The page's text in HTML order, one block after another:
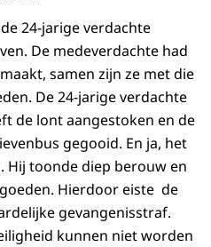
24-jarige verdachte
De medeverdachte had
samen zijn ze met die
De 24-jarige verdachte
de lont aangestoken en de
gegooid. En ja, het
Hij toonde diep berouw en
Hierdoor eiste de
gevangenisstraf.
kunnen niet worden